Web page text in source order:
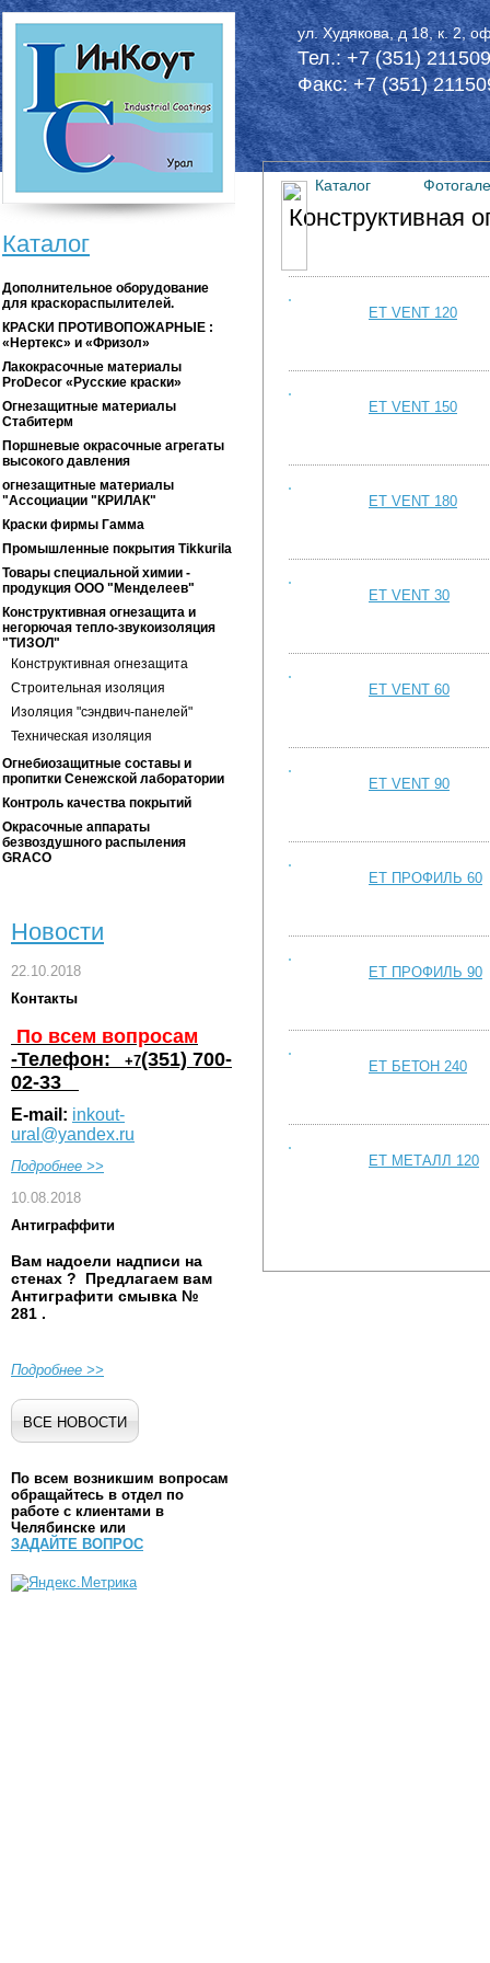
Перейти к основному содержанию
ул. Худякова, д 18, к. 2,
Тел.: +7 (351)
Факс: +7 (351)
Каталог
Дополнительное оборудование
для краскораспылителей.
КРАСКИ ПРОТИВОПОЖАРНЫЕ :
«Нертекс» и «Фризол»
Лакокрасочные материалы
ProDecor «Русские краски»
Огнезащитные материалы
Стабитерм
Поршневые окрасочные агрегаты
высокого давления
огнезащитные материалы
"Ассоциации "КРИЛАК"
Краски фирмы Гамма
Промышленные покрытия Tikkurila
Товары специальной химии -
продукция ООО "Менделеев"
Конструктивная огнезащита и
негорючая тепло-звукоизоляция
"ТИЗОЛ"
Конструктивная огнезащита
Строительная изоляция
Изоляция "сэндвич-панелей"
Техническая изоляция
Огнебиозащитные составы и
пропитки Сенежской лаборатории
Контроль качества покрытий
Окрасочные аппараты
безвоздушного распыления
GRACO
Новости
22.10.2018
Контакты
По всем вопросам
-Телефон:
+7(351) 700-
02-33
E-mail: inkout-
ural@yandex.ru
Подробнее >>
10.08.2018
Антиграффити
Вам надоели надписи на
стенах ? Предлагаем вам
Антиграфити смывка №
281 .
Подробнее >>
ВСЕ НОВОСТИ
По всем возникшим вопросам
обращайтесь в отдел по
работе с клиентами в
Челябинске или
ЗАДАЙТЕ ВОПРОС
Каталог
Конструктивная
ET VENT 120
ET VENT 150
ET VENT 180
ET VENT 30
ET VENT 60
ET VENT 90
ET ПРОФИЛЬ 60
ET ПРОФИЛЬ 90
EТ БЕТОН 240
EТ МЕТАЛЛ 120